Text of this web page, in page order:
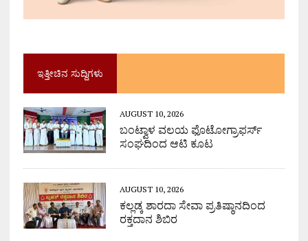
ಇತ್ತೀಚಿನ ಸುದ್ದಿಗಳು
AUGUST 10, 2026
ಬಂಟ್ವಾಳ ವಲಯ ಫೊಟೋಗ್ರಾಫರ್ಸ್
ಸಂಘದಿಂದ ಆಟಿ ಕೂಟ
AUGUST 10, 2026
ಕಲ್ಲಡ್ಕ ಶಾರದಾ ಸೇವಾ ಪ್ರತಿಷ್ಠಾನದಿಂದ
ರಕ್ತದಾನ ಶಿಬಿರ